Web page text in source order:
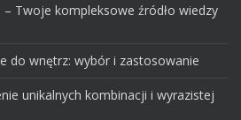
Twoje kompleksowe źródło wiedzy
do wnętrz: wybór i zastosowanie
unikalnych kombinacji i wyrazistej